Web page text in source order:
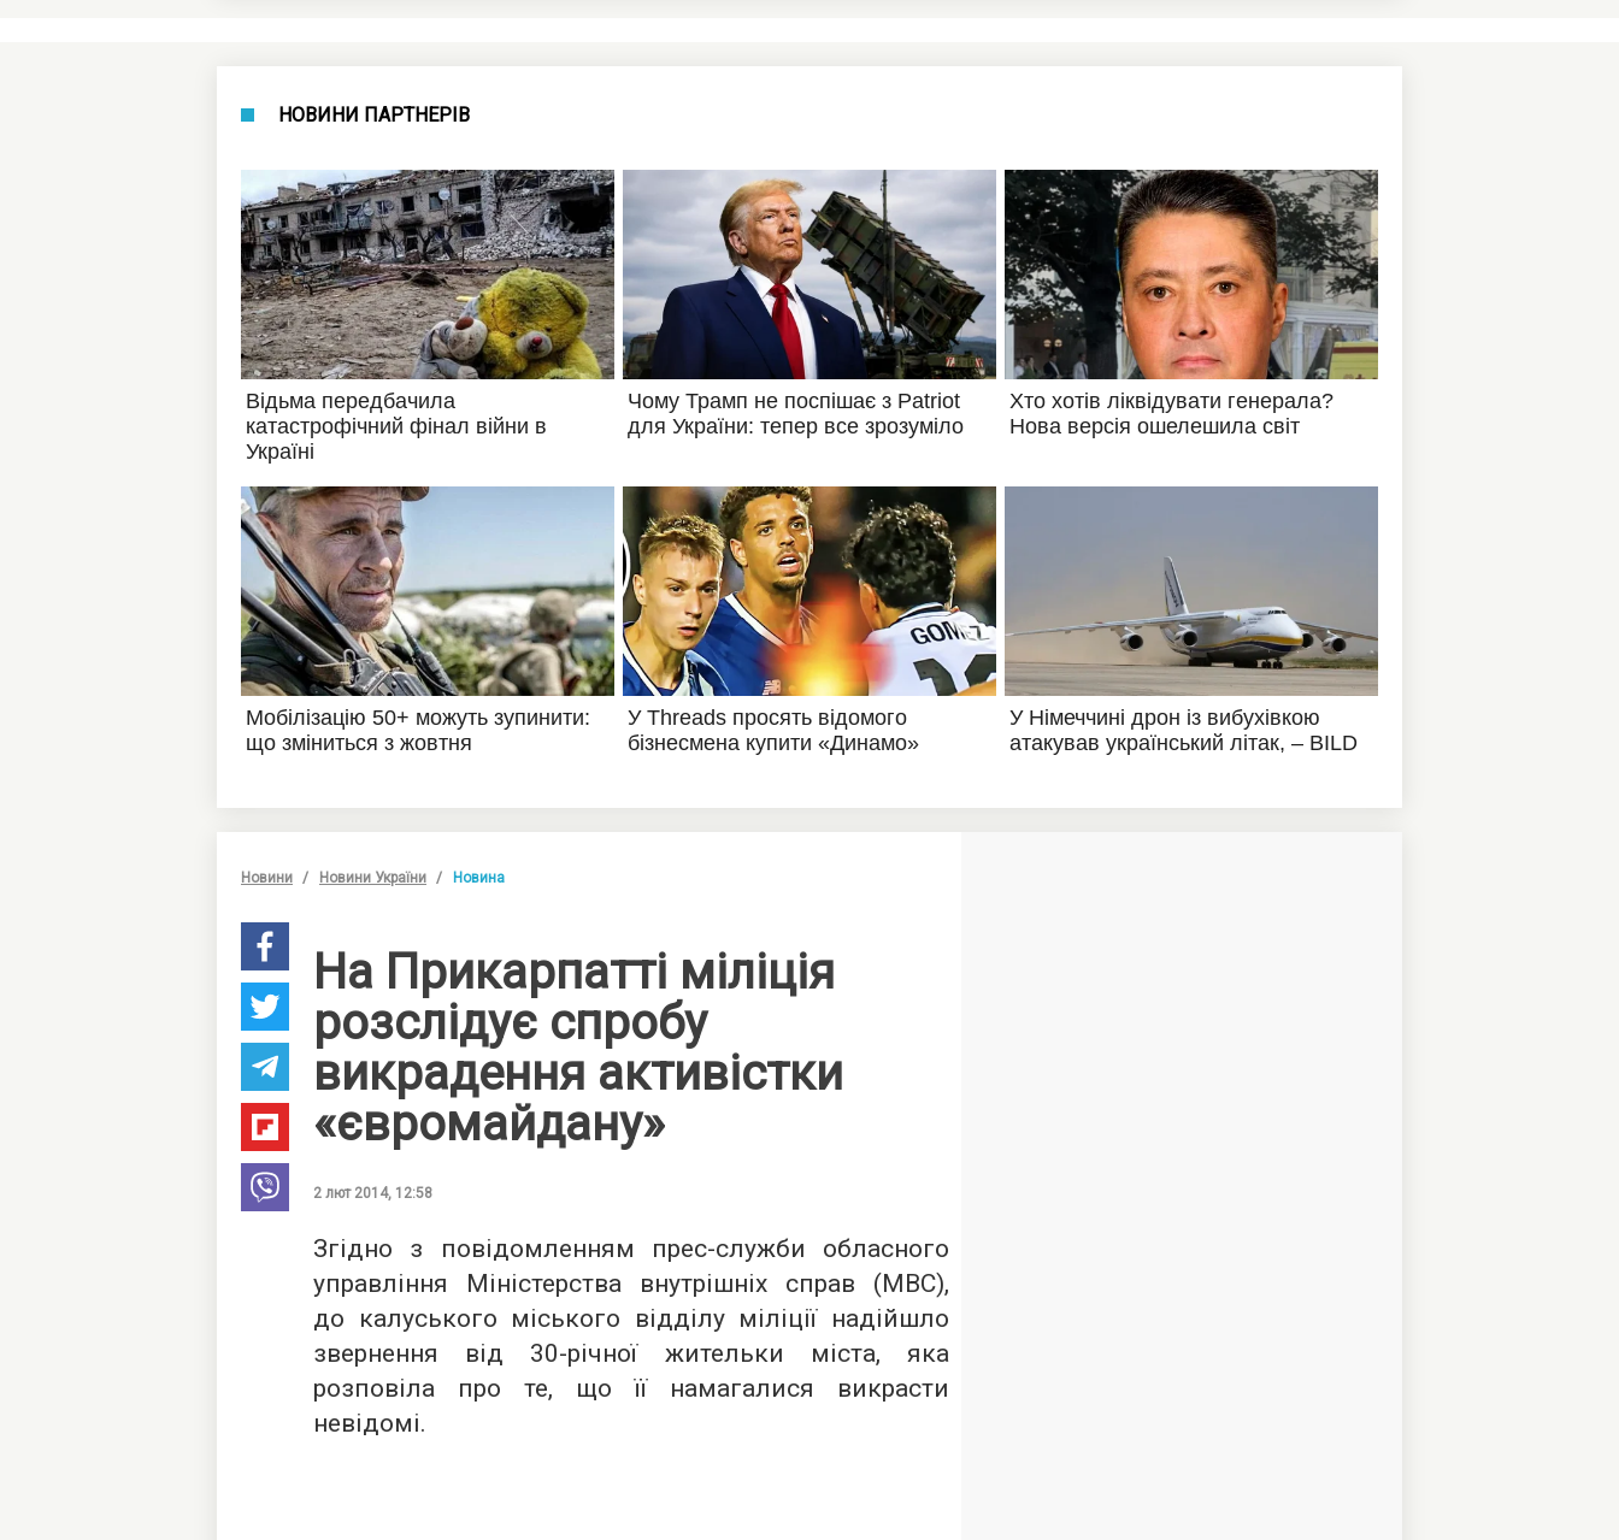
НОВИНИ ПАРТНЕРІВ
Новини Новини України Новина
На Прикарпатті міліція
розслідує спробу
викрадення активістки
«євромайдану»
2 лют 2014, 12:58
Згідно з повідомленням прес-служби обласного
управління Міністерства внутрішніх справ (МВС),
до калуського міського відділу міліції надійшло
звернення від 30-річноїжительки міста, яка
розповіла про те, що її намагалися викрасти
невідомі.